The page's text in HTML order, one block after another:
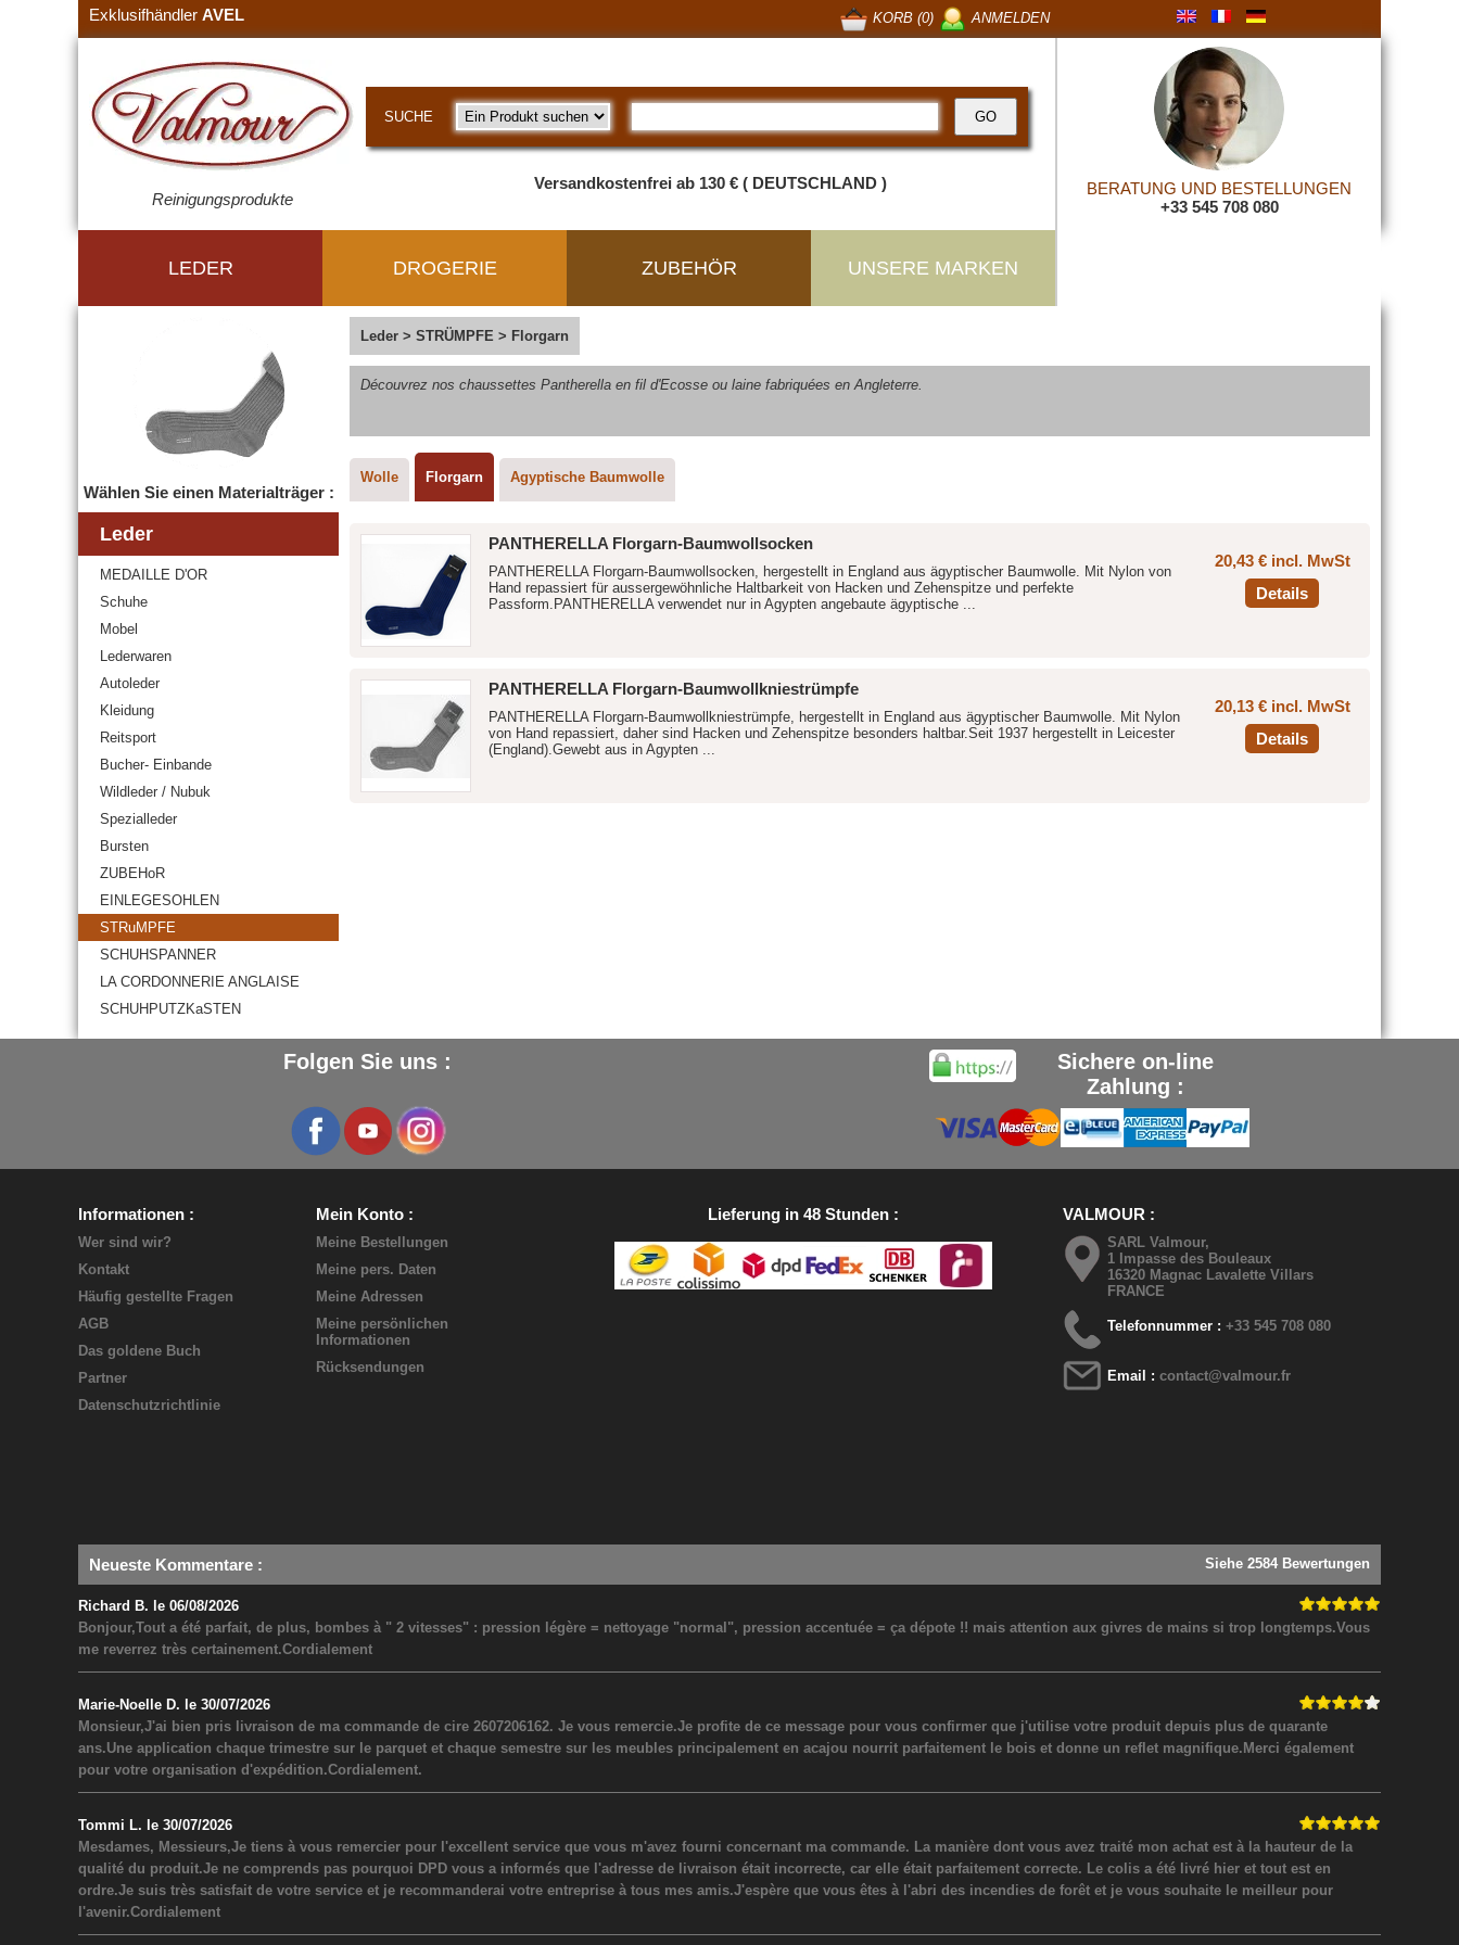
Exklusifhändler AVEL ANMELDEN
KORB (0)
Reinigungsprodukte
SUCHE
Versandkostenfrei ab 130 € ( DEUTSCHLAND )
BERATUNG UND BESTELLUNGEN
+33 545 708 080
LEDER DROGERIE ZUBEHÖR UNSERE MARKEN
Wählen Sie einen Materialträger :
Leder
MEDAILLE D'OR
Schuhe
Mobel
Lederwaren
Autoleder
Kleidung
Reitsport
Bucher- Einbande
Wildleder / Nubuk
Spezialleder
Bursten
ZUBEHoR
EINLEGESOHLEN
STRuMPFE
SCHUHSPANNER
LA CORDONNERIE ANGLAISE
SCHUHPUTZKaSTEN
Leder > STRÜMPFE > Florgarn
Découvrez nos chaussettes Pantherella en fil d'Ecosse ou laine fabriquées en Angleterre.
Wolle Florgarn Agyptische Baumwolle
PANTHERELLA Florgarn-Baumwollsocken
PANTHERELLA Florgarn-Baumwollsocken, hergestellt in England aus ägyptischer Baumwolle. Mit Nylon von
Hand repassiert für aussergewöhnliche Haltbarkeit von Hacken und Zehenspitze und perfekte
Passform.PANTHERELLA verwendet nur in Agypten angebaute ägyptische ...
20,43 € incl. MwSt
Details
PANTHERELLA Florgarn-Baumwollkniestrümpfe
PANTHERELLA Florgarn-Baumwollkniestrümpfe, hergestellt in England aus ägyptischer Baumwolle. Mit Nylon
von Hand repassiert, daher sind Hacken und Zehenspitze besonders haltbar.Seit 1937 hergestellt in Leicester
(England).Gewebt aus in Agypten ...
20,13 € incl. MwSt
Details
Folgen Sie uns :
Sichere on-line
Zahlung :
Informationen
Wer sind wir?
Kontakt
Häufig gestellte Fragen
AGB
Das goldene Buch
Partner
Datenschutzrichtlinie
Mein Konto
Meine Bestellungen
Meine pers. Daten
Meine Adressen
Meine persönlichen
Informationen
Rücksendungen
Lieferung in 48 Stunden VALMOUR
SARL Valmour,
1 Impasse des Bouleaux
16320 Magnac Lavalette Villars
FRANCE
Telefonnummer :+33 545 708 080
Email :contact@valmour.fr
Neueste Kommentare : Siehe 2584 Bewertungen
Richard B. le 06/08/2026
Bonjour,Tout a été parfait, de plus, bombes à " 2 vitesses" : pression légère = nettoyage "normal", pression accentuée = ça dépote !! mais attention aux givres de mains si trop longtemps.Vous
me reverrez très certainement.Cordialement
Marie-Noelle D. le 30/07/2026
Monsieur,J'ai bien pris livraison de ma commande de cire 2607206162. Je vous remercie.Je profite de ce message pour vous confirmer que j'utilise votre produit depuis plus de quarante
ans.Une application chaque trimestre sur le parquet et chaque semestre sur les meubles principalement en acajou nourrit parfaitement le bois et donne un reflet magnifique.Merci également
pour votre organisation d'expédition.Cordialement.
Tommi L. le 30/07/2026
Mesdames, Messieurs,Je tiens à vous remercier pour l'excellent service que vous m'avez fourni concernant ma commande. La manière dont vous avez traité mon achat est à la hauteur de la
qualité du produit.Je ne comprends pas pourquoi DPD vous a informés que l'adresse de livraison était incorrecte, car elle était parfaitement correcte. Le colis a été livré hier et tout est en
ordre.Je suis très satisfait de votre service et je recommanderai votre entreprise à tous mes amis.J'espère que vous êtes à l'abri des incendies de forêt et je vous souhaite le meilleur pour
l'avenir.Cordialement